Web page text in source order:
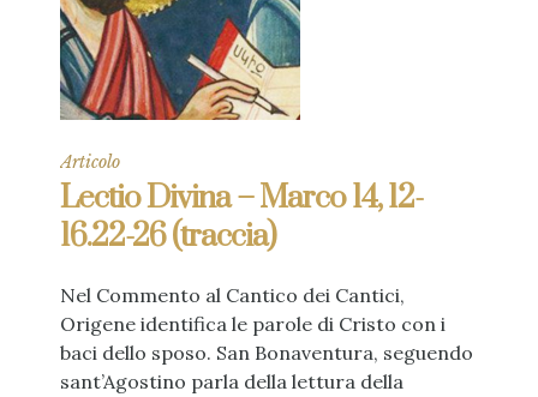
Articolo
Lectio Divina – Marco 14, 12-
16.22-26 (traccia)
Nel Commento al Cantico dei Cantici,
Origene identifica le parole di Cristo con i
baci dello sposo. San Bonaventura, seguendo
sant’Agostino parla della lettura della